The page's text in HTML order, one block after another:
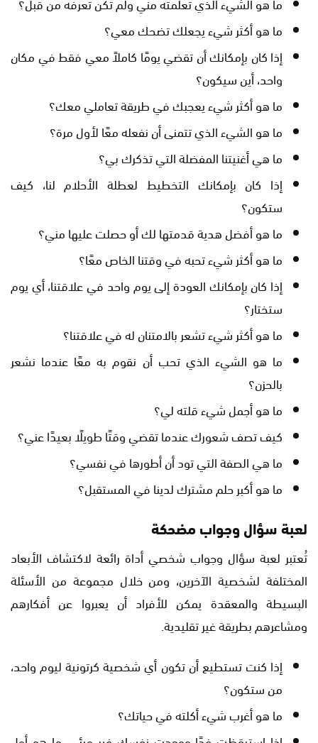
ما هو أكثر شيء يجعلك تضحك معي؟
إذا كان بإمكانك أن تقضي يومًا كاملاً معي فقط في مكان
واحد، أين سيكون؟
ما هو أكثر شيء يعجبك في طريقة تعاملي معك؟
ما هو الشيء الذي تتمنى أن نفعله معًا لأول مرة؟
ما هي أغنيتنا المفضلة التي تذكرك بي؟
إذا كان بإمكانك التخطيط لعطلة الأحلام لنا، كيف
ستكون؟
ما هو أفضل هدية قدمتها لك أو حصلت عليها مني؟
ما هو أكثر شيء تحبه في وقتنا الخاص معًا؟
إذا كان بإمكانك العودة إلى يوم واحد في علاقتنا، أي يوم
ستختار؟
ما هو أكثر شيء تشعر بالامتنان له في علاقتنا؟
ما هو الشيء الذي تحب أن نقوم به معًا عندما نشعر
بالحزن؟
ما هو أجمل شيء قلته لي؟
كيف تصف شعورك عندما تقضي وقتًا طويلًا بعيدًا عني؟
ما هي الصفة التي تود أن أطورها في نفسي؟
ما هو أكبر حلم مشترك لدينا في المستقبل؟
لعبة سؤال وجواب مضحكة
تُعتبر لعبة سؤال وجواب شخصي أداة رائعة لاكتشاف الأبعاد
المختلفة لشخصية الآخرين، ومن خلال مجموعة من الأسئلة
البسيطة والمعقدة يمكن للأفراد أن يعبروا عن أفكارهم
ومشاعرهم بطريقة غير تقليدية.
إذا كنت تستطيع أن تكون أي شخصية كرتونية ليوم واحد،
من ستكون؟
ما هو أغرب شيء أكلته في حياتك؟